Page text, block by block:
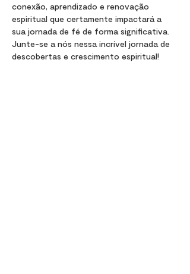
conexão, aprendizado e renovação
espiritual que certamente impactará a
sua jornada de fé de forma significativa.
Junte-se a nós nessa incrível jornada de
descobertas e crescimento espiritual!